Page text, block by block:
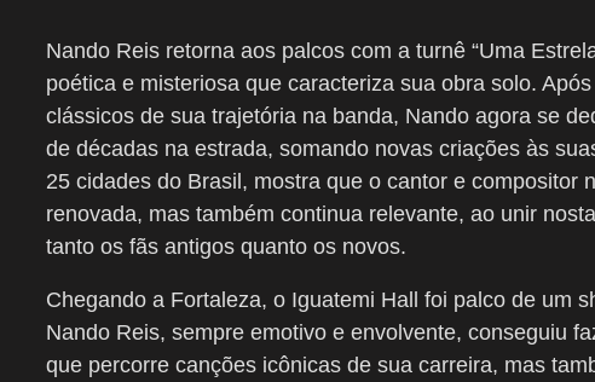
Nando Reis retorna aos palcos com a turnê “Uma
poética e misteriosa que caracteriza sua obra solo.
clássicos de sua trajetória na banda, Nando agora se
de décadas na estrada, somando novas criações às
25 cidades do Brasil, mostra que o cantor e compositor
renovada, mas também continua relevante, ao unir
tanto os fãs antigos quanto os novos.
Chegando a Fortaleza, o Iguatemi Hall foi palco de um
Nando Reis, sempre emotivo e envolvente, conseguiu
que percorre canções icônicas de sua carreira, mas